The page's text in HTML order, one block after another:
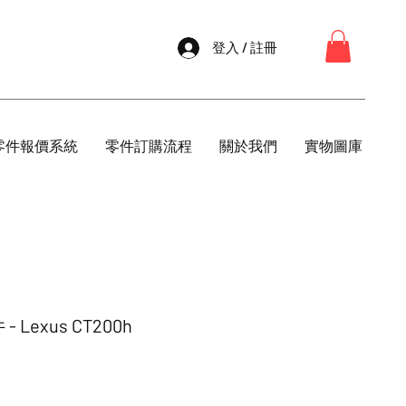
登入 / 註冊
件報價系統 零件訂購流程 關於我們 實物圖庫
Lexus CT200h